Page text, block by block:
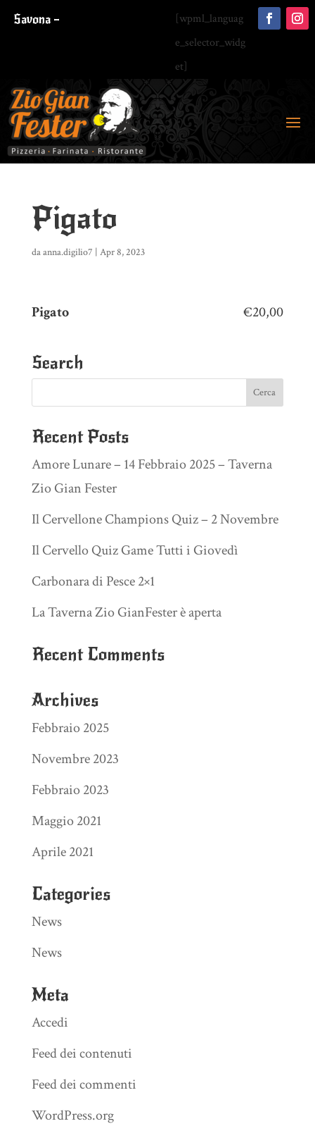
Savona –
[wpml_languag
e_selector_widg
et]
Pigato
daanna.digilio7 | Apr 8, 2023
Pigato €20,00
Search
Recent Posts
Amore Lunare – 14 Febbraio 2025 – Taverna
Zio Gian Fester
Il Cervellone Champions Quiz – 2 Novembre
Il Cervello Quiz Game Tutti i Giovedì
Carbonara di Pesce 2×1
La Taverna Zio GianFester è aperta
Recent Comments
Archives
Febbraio 2025
Novembre 2023
Febbraio 2023
Maggio 2021
Aprile 2021
Categories
News
News
Meta
Accedi
Feed dei contenuti
Feed dei commenti
WordPress.org